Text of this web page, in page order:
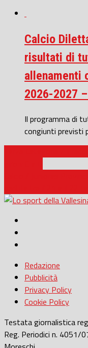
Calcio
risultati di
allenamenti
2026-2027
Il programma di
congiunti previsti
Redazione
Pubblicità
Privacy Policy
Cookie Policy
Testata giornalistica
Reg. Periodici n. 4051/